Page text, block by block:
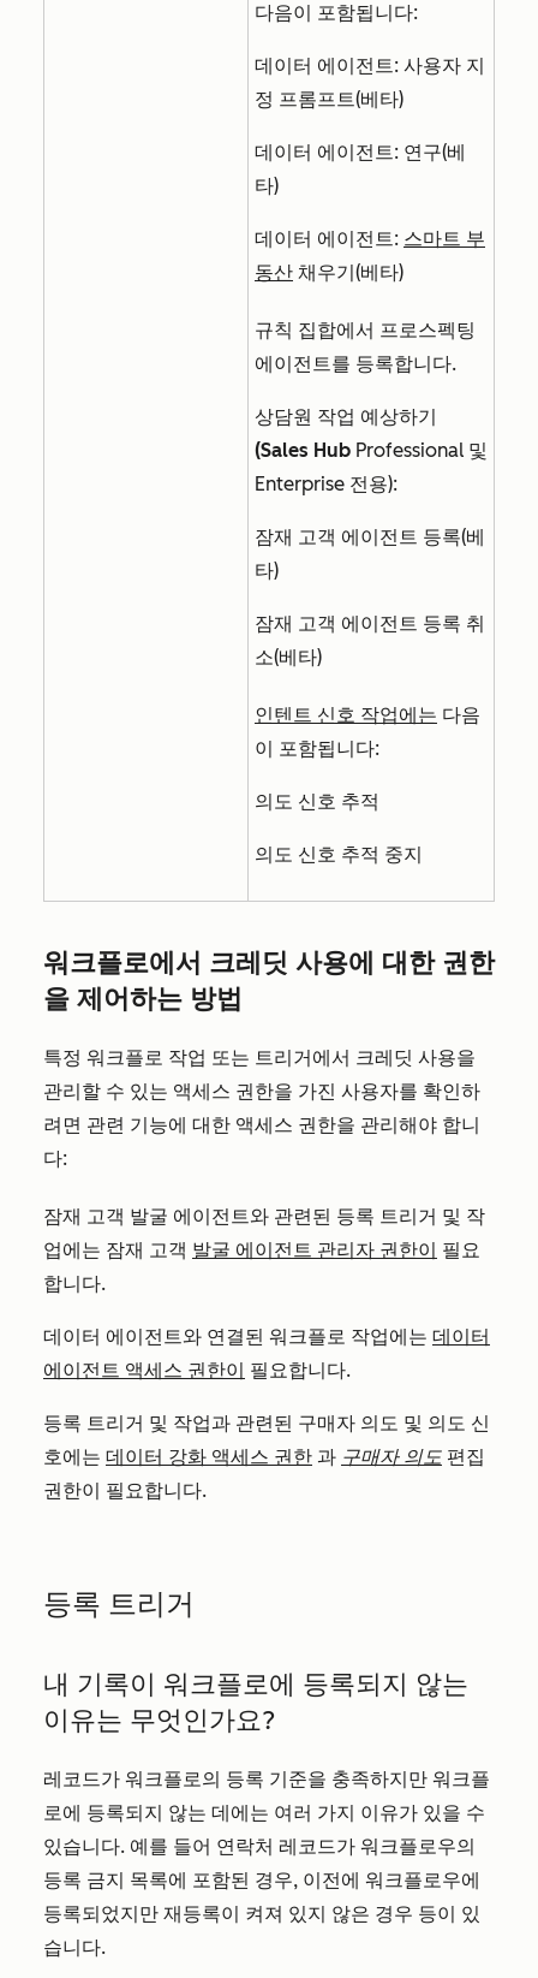
다음이 포함됩니다:
데이터 에이전트: 사용자 지
정 프롬프트(베타)
데이터 에이전트: 연구(베
타)
데이터 에이전트: 스마트 부
동산 채우기(베타)
규칙 집합에서 프로스펙팅
에이전트를 등록합니다.
상담원 작업 예상하기
(Sales Hub Professional 및
Enterprise 전용):
잠재 고객 에이전트 등록(베
타)
잠재 고객 에이전트 등록 취
소(베타)
인텐트 신호 작업에는 다음
이 포함됩니다:
의도 신호 추적
의도 신호 추적 중지
워크플로에서 크레딧 사용에 대한 권한
을 제어하는 방법
특정 워크플로 작업 또는 트리거에서 크레딧 사용을
관리할 수 있는 액세스 권한을 가진 사용자를 확인하
려면 관련 기능에 대한 액세스 권한을 관리해야 합니
다:
잠재 고객 발굴 에이전트와 관련된 등록 트리거 및 작
업에는 잠재 고객 발굴 에이전트 관리자 권한이 필요
합니다.
데이터 에이전트와 연결된 워크플로 작업에는 데이터
에이전트 액세스 권한이 필요합니다.
등록 트리거 및 작업과 관련된 구매자 의도 및 의도 신
호에는 데이터 강화 액세스 권한 과 구매자 의도 편집
권한이 필요합니다.
등록 트리거
내 기록이 워크플로에 등록되지 않는
이유는 무엇인가요?
레코드가 워크플로의 등록 기준을 충족하지만 워크플
로에 등록되지 않는 데에는 여러 가지 이유가 있을 수
있습니다. 예를 들어 연락처 레코드가 워크플로우의
등록 금지 목록에 포함된 경우, 이전에 워크플로우에
등록되었지만 재등록이 켜져 있지 않은 경우 등이 있
습니다.